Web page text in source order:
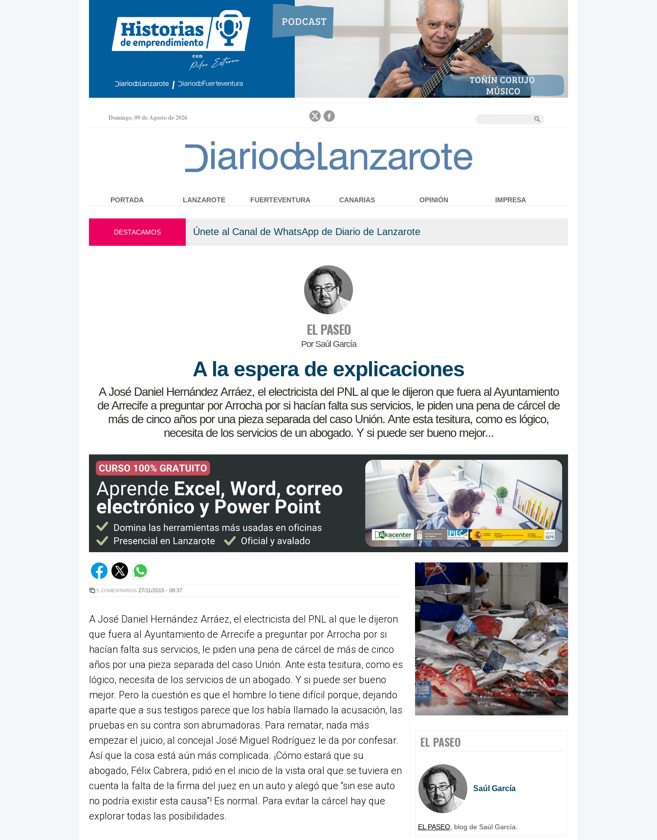
Jump to navigation
Domingo, 09 de Agosto de 2026
DESTACAMOS Únete al Canal de WhatsApp de Diario de Lanzarote
EL PASEO
Por Saúl García
A la espera de explicaciones
A José Daniel Hernández Arráez, el electricista del PNL al que le dijeron que fuera al Ayuntamiento
de Arrecife a preguntar por Arrocha por si hacían falta sus servicios, le piden una pena de cárcel de
más de cinco años por una pieza separada del caso Unión. Ante esta tesitura, como es lógico,
necesita de los servicios de un abogado. Y si puede ser bueno mejor...
5 COMENTARIOS 27/11/2015 - 08:37
A José Daniel Hernández Arráez, el electricista del PNL al que le dijeron
que fuera al Ayuntamiento de Arrecife a preguntar por Arrocha por si
hacían falta sus servicios, le piden una pena de cárcel de más de cinco
años por una pieza separada del caso Unión. Ante esta tesitura, como es
lógico, necesita de los servicios de un abogado. Y si puede ser bueno
mejor. Pero la cuestión es que el hombre lo tiene difícil porque, dejando
aparte que a sus testigos parece que los había llamado la acusación, las
pruebas en su contra son abrumadoras. Para rematar, nada más
empezar el juicio, al concejal José Miguel Rodríguez le da por confesar.
Así que la cosa está aún más complicada. ¡Cómo estará que su
abogado, Félix Cabrera, pidió en el inicio de la vista oral que se tuviera en
cuenta la falta de la firma del juez en un auto y alegó que “sin ese auto
no podría existir esta causa”! Es normal. Para evitar la cárcel hay que
explorar todas las posibilidades.
PORTADA LANZAROTE FUERTEVENTURA CANARIAS OPINIÓN IMPRESA
EL PASEO
Saúl García
EL PASEO, blog de Saúl García.